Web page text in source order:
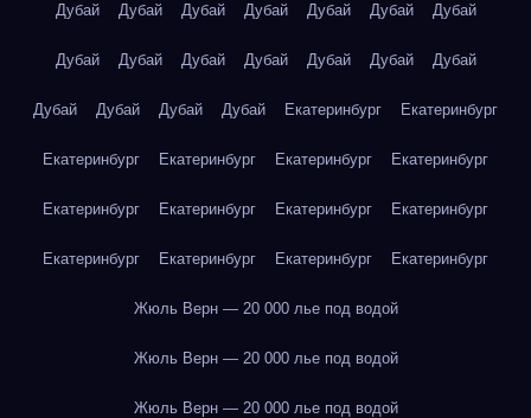
Дубай Дубай Дубай Дубай Дубай Дубай Дубай
Дубай Дубай Дубай Дубай Дубай Дубай Дубай
Дубай Дубай Дубай Дубай Екатеринбург Екатеринбург
Екатеринбург Екатеринбург Екатеринбург Екатеринбург
Екатеринбург Екатеринбург Екатеринбург Екатеринбург
Екатеринбург Екатеринбург Екатеринбург Екатеринбург
Жюль Верн — 20 000 лье под водой
Жюль Верн — 20 000 лье под водой
Жюль Верн — 20 000 лье под водой